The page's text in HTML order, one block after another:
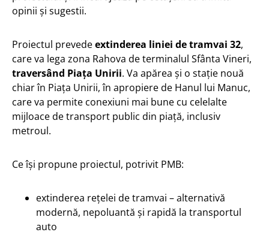
opinii și sugestii.
Proiectul prevedeextinderea liniei de tramvai 32,
care va lega zona Rahova de terminalul Sfânta Vineri,
traversând Piața Unirii. Va apărea și o stație nouă
chiar în Piața Unirii, în apropiere de Hanul lui Manuc,
care va permite conexiuni mai bune cu celelalte
mijloace de transport public din piață, inclusiv
metroul.
Ce își propune proiectul, potrivit PMB:
extinderea rețelei de tramvai – alternativă
modernă, nepoluantă și rapidă la transportul
auto